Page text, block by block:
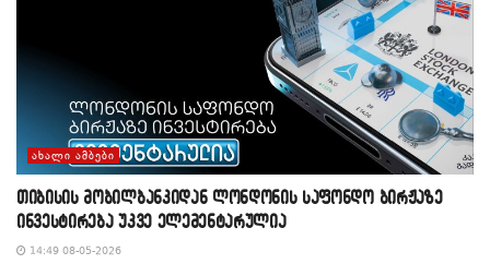
ᲐᲮᲐᲚᲘ ᲐᲛᲑᲔᲑᲘ
თიბისის მობილბანკიდან ლონდონის საფონდო ბირჟაზე
ინვესტირება უკვე ელემენტარულია
14:49 08-05-2026